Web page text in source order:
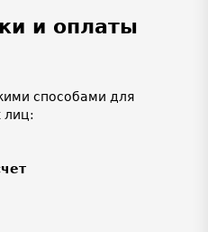
и оплаты
способами для
лиц: